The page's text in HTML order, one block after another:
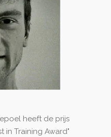
heeft de prijs
in Training Award"